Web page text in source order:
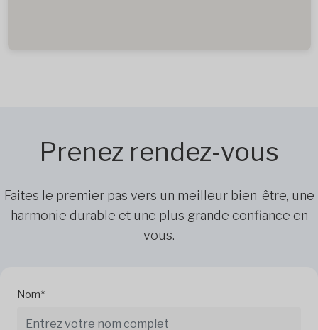
Prenez rendez-vous
Faites le premier pas vers un meilleur bien-être, une
harmonie durable et une plus grande confiance en
vous.
Nom*